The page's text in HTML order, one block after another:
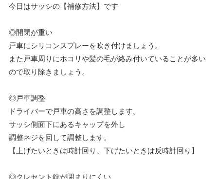
今日はサッシの【補修方法】です
◎開閉が重い
戸車にシリコンスプレーを吹き付けましょう。
また戸車周りにホコリや髪の毛が絡み付いていることが多い
ので取り除きましょう。
◎戸車調整
ドライバーで戸車の高さを調整します。
サッシ側面下にあるキャップを外し
調整ネジを回して調整します。
【上げたいときは時計回り、下げたいときは反時計回り】
◎クレセント錠が閉まりにくい